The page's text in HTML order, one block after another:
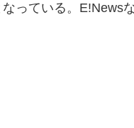
なっている。E!News